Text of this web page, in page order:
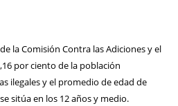
la Comisión Contra las Adiciones y el
por ciento de la población
ilegales y el promedio de edad de
sitúa en los 12 años y medio.